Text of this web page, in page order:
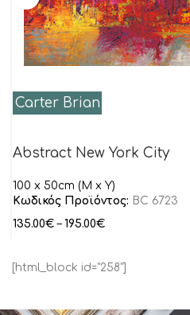
Carter Brian
Abstract New York City
100 x 50cm (M x Y)
Κωδικός Προϊόντος: BC 6723
135.00€ – 195.00€
[html_block id="258"]